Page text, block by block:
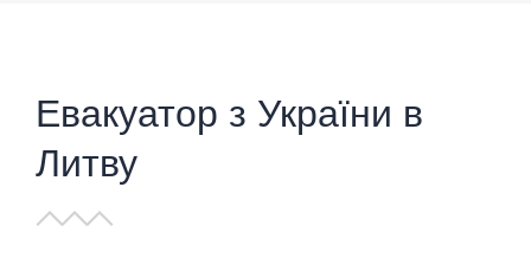
Евакуатор з України в
Литву